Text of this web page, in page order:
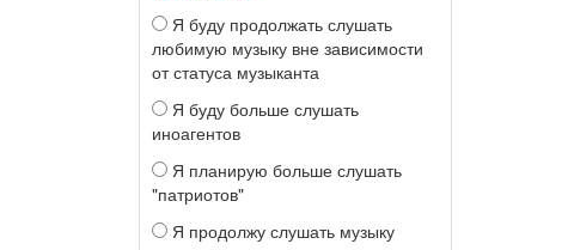
Я буду продолжать слушать
любимую музыку вне зависимости
от статуса музыканта
Я буду больше слушать
иноагентов
Я планирую больше слушать
"патриотов"
Я продолжу слушать музыку